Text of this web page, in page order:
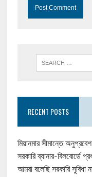
RECENT POSTS
মিয়ানমার সীমান্তে
সরকারি ব্যানার-বিলবোর্ডে
আমরা বলেছি সরকারি সুবিধা